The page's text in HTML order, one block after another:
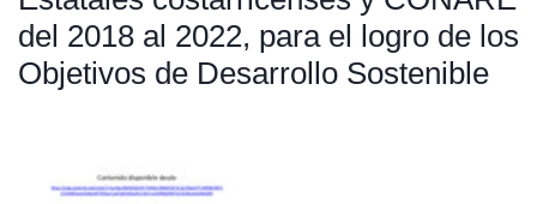
del 2018 al 2022, para el logro de los
Objetivos de Desarrollo Sostenible